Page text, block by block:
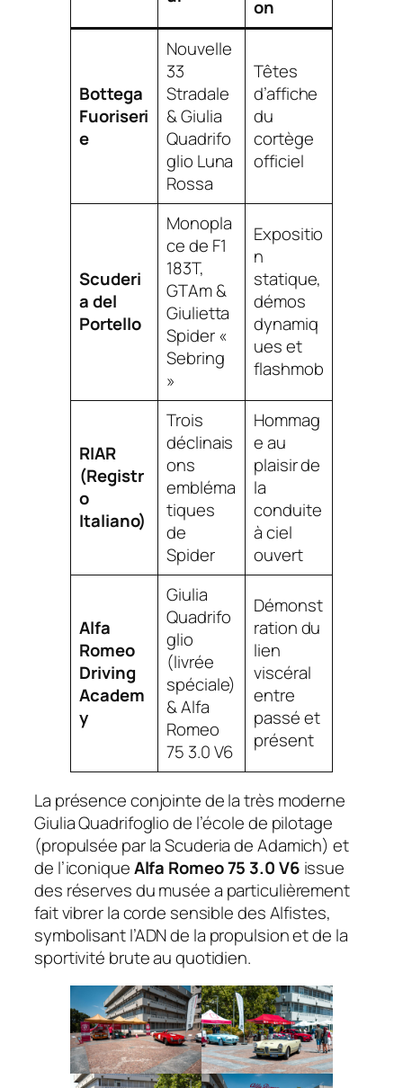
on
Bottega
Fuoriseri
e
Nouvelle
33
Stradale
& Giulia
Quadrifo
glio Luna
Rossa
Têtes
d’affiche
du
cortège
officiel
Scuderi
a del
Portello
Monopla
ce de F1
183T,
GTAm &
Giulietta
Spider «
Sebring
»
Expositio
n
statique,
démos
dynamiq
ues et
flashmob
RIAR
(Registr
o
Italiano)
Trois
déclinais
ons
embléma
tiques
de
Spider
Hommag
e au
plaisir de
la
conduite
à ciel
ouvert
Alfa
Romeo
Driving
Academ
y
Giulia
Quadrifo
glio
(livrée
spéciale)
& Alfa
Romeo
75 3.0 V6
Démonst
ration du
lien
viscéral
entre
passé et
présent
La présence conjointe de la très moderne
Giulia Quadrifoglio de l’école de pilotage
(propulsée par la Scuderia de Adamich) et
de l’iconiqueAlfa Romeo 75 3.0 V6 issue
des réserves du musée a particulièrement
fait vibrer la corde sensible des Alfistes,
symbolisant l’ADN de la propulsion et de la
sportivité brute au quotidien.